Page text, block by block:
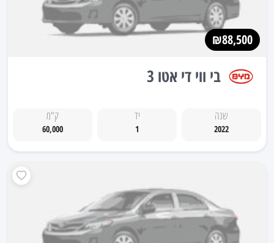
₪88,500
בי ווי די אטו 3
שנה
2022
יד
1
ק"מ
60,000